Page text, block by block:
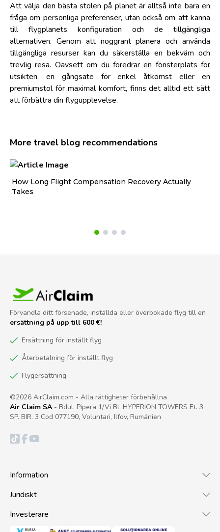
Att välja den bästa stolen på planet är alltså inte bara en
fråga om personliga preferenser, utan också om att känna
till flygplanets konfiguration och de tillgängliga
alternativen. Genom att noggrant planera och använda
tillgängliga resurser kan du säkerställa en bekväm och
trevlig resa. Oavsett om du föredrar en fönsterplats för
utsikten, en gångsäte för enkel åtkomst eller en
premiumstol för maximal komfort, finns det alltid ett sätt
att förbättra din flygupplevelse.
More travel blog recommendations
How Long Flight Compensation Recovery Actually
Takes
Förvandla ditt försenade, inställda eller överbokade flyg till en
ersättning på upp till 600 €!
Ersättning för inställt flyg
Återbetalning för inställt flyg
Flygersättning
©2026 AirClaim.com - Alla rättigheter förbehållna
Air Claim SA - Bdul. Pipera 1/Vi Bl. HYPERION TOWERS Et. 3
SP. BIR. 3 Cod 077190, Voluntari, Ilfov, Rumänien
Information
Juridiskt
Investerare